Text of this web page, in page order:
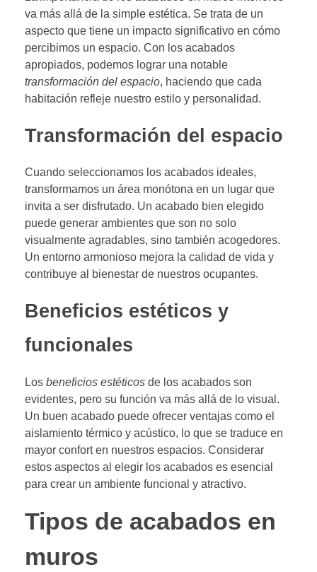
va más allá de la simple estética. Se trata de un
aspecto que tiene un impacto significativo en cómo
percibimos un espacio. Con los acabados
apropiados, podemos lograr una notable
transformación del espacio, haciendo que cada
habitación refleje nuestro estilo y personalidad.
Transformación del espacio
Cuando seleccionamos los acabados ideales,
transformamos un área monótona en un lugar que
invita a ser disfrutado. Un acabado bien elegido
puede generar ambientes que son no solo
visualmente agradables, sino también acogedores.
Un entorno armonioso mejora la calidad de vida y
contribuye al bienestar de nuestros ocupantes.
Beneficios estéticos y
funcionales
Los beneficios estéticos de los acabados son
evidentes, pero su función va más allá de lo visual.
Un buen acabado puede ofrecer ventajas como el
aislamiento térmico y acústico, lo que se traduce en
mayor confort en nuestros espacios. Considerar
estos aspectos al elegir los acabados es esencial
para crear un ambiente funcional y atractivo.
Tipos de acabados en
muros